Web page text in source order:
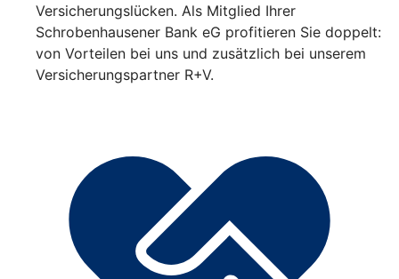
Versicherungslücken. Als Mitglied Ihrer
Schrobenhausener Bank eG profitieren Sie doppelt:
von Vorteilen bei uns und zusätzlich bei unserem
Versicherungspartner R+V.